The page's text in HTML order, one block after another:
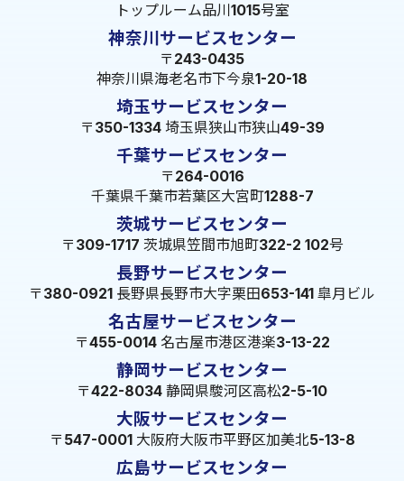
トップルーム品川1015号室
神奈川サービスセンター
〒243-0435
神奈川県海老名市下今泉1-20-18
埼玉サービスセンター
〒350-1334 埼玉県狭山市狭山49-39
千葉サービスセンター
〒264-0016
千葉県千葉市若葉区大宮町1288-7
茨城サービスセンター
〒309-1717 茨城県笠間市旭町322-2 102号
長野サービスセンター
〒380-0921 長野県長野市大字栗田653-141 皐月ビル
名古屋サービスセンター
〒455-0014 名古屋市港区港楽3-13-22
静岡サービスセンター
〒422-8034 静岡県駿河区高松2-5-10
大阪サービスセンター
〒547-0001 大阪府大阪市平野区加美北5-13-8
広島サービスセンター